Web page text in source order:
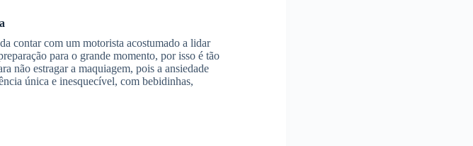
contar com um motorista acostumado a lidar
para o grande momento, por isso é tão
não estragar a maquiagem, pois a ansiedade
única e inesquecível, com bebidinhas,